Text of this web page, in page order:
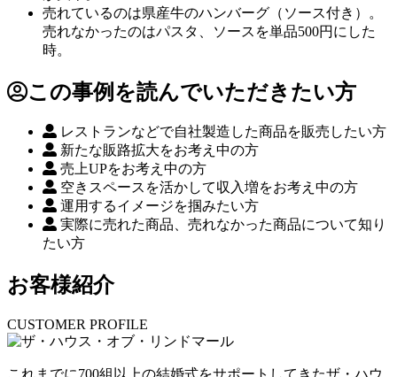
売れているのは県産牛のハンバーグ（ソース付き）。
売れなかったのはパスタ、ソースを単品500円にした
時。
この事例を読んでいただきたい方
レストランなどで自社製造した商品を販売したい方
新たな販路拡大をお考え中の方
売上UPをお考え中の方
空きスペースを活かして収入増をお考え中の方
運用するイメージを掴みたい方
実際に売れた商品、売れなかった商品について知り
たい方
お客様紹介
CUSTOMER PROFILE